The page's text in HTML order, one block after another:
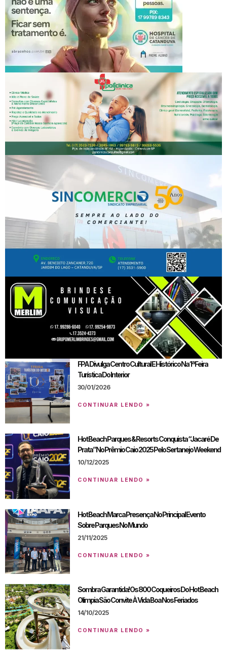
FPA Divulga Centro Cultural E Histórico Na 1ª Feira
Turística Do Interior
30/01/2026
CONTINUAR LENDO »
Hot Beach Parques & Resorts Conquista “Jacaré De
Prata” No Prêmio Caio 2025 Pelo Sertanejo Weekend
10/12/2025
CONTINUAR LENDO »
Hot Beach Marca Presença No Principal Evento
Sobre Parques No Mundo
21/11/2025
CONTINUAR LENDO »
Sombra Garantida! Os 800 Coqueiros Do Hot Beach
Olímpia São Convite À Vida Boa Nos Feriados
14/10/2025
CONTINUAR LENDO »